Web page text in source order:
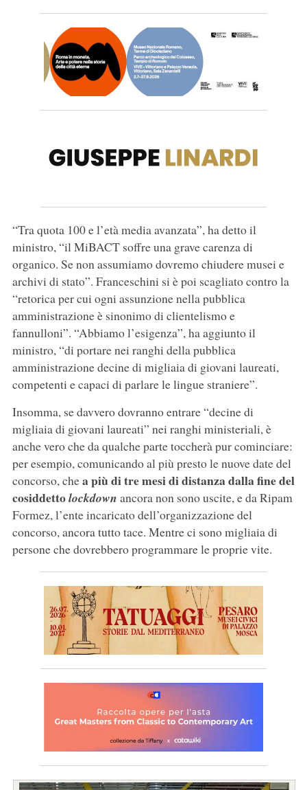
“Tra quota 100 e l’età media avanzata”, ha detto il
ministro, “il MiBACT soffre una grave carenza di
organico. Se non assumiamo dovremo chiudere musei e
archivi di stato”. Franceschini si è poi scagliato contro la
“retorica per cui ogni assunzione nella pubblica
amministrazione è sinonimo di clientelismo e
fannulloni”. “Abbiamo l’esigenza”, ha aggiunto il
ministro, “di portare nei ranghi della pubblica
amministrazione decine di migliaia di giovani laureati,
competenti e capaci di parlare le lingue straniere”.
Insomma, se davvero dovranno entrare “decine di
migliaia di giovani laureati” nei ranghi ministeriali, è
anche vero che da qualche parte toccherà pur cominciare:
per esempio, comunicando al più presto le nuove date del
concorso, chea più di tre mesi di distanza dalla fine del
cosiddettolockdown ancora non sono uscite, e da Ripam
Formez, l’ente incaricato dell’organizzazione del
concorso, ancora tutto tace. Mentre ci sono migliaia di
persone che dovrebbero programmare le proprie vite.